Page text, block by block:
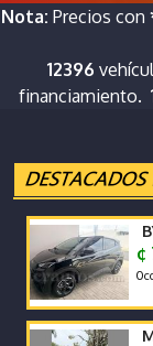
Nota: Precios con
12396
financiamiento.
¢